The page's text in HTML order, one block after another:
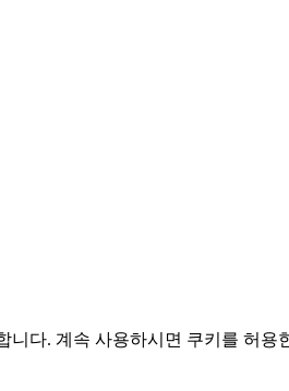
다. 계속 사용하시면 쿠키를 허